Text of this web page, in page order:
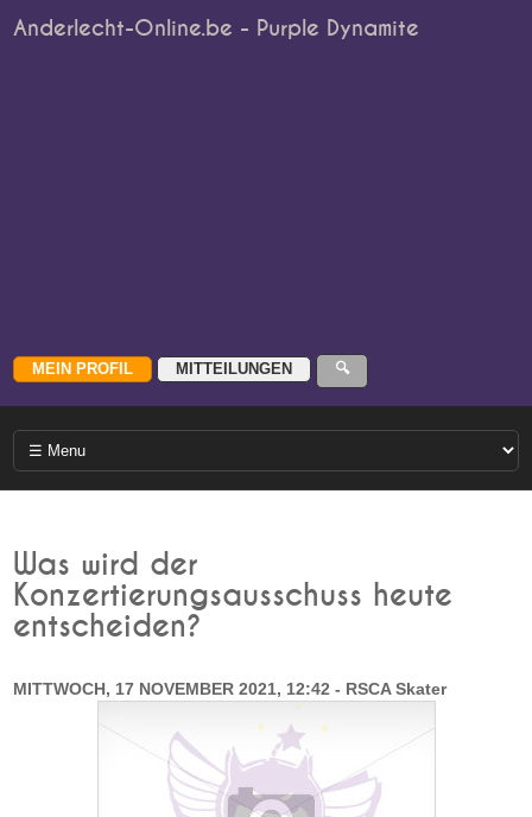
Anderlecht-Online.be - Purple Dynamite
Was wird der
Konzertierungsausschuss heute
entscheiden?
MITTWOCH, 17 NOVEMBER 2021, 12:42 - RSCA Skater